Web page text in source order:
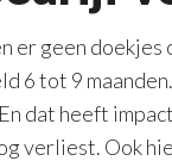
er geen doekjes
6 tot 9
dat heeft
verliest. Ook